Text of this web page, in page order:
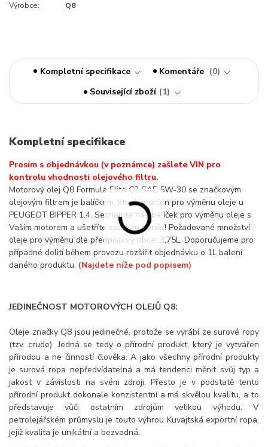
Výrobce: Q8
Kompletní specifikace Komentáře
0
Související zboží
1
Kompletní specifikace
Prosím s objednávkou (v poznámce) zašlete VIN pro
kontrolu vhodnosti olejového filtru.
Motorový olej Q8 Formula Elite C2 SAE 5W-30 se značkovým
olejovým filtrem je balíčkem, který je určen pro výměnu oleje u
PEUGEOT BIPPER 1.4. Seznamte náš balíček pro výměnu oleje s
Vaším motorem a ušetříte spoustu peněz! Požadované množství
oleje pro výměnu dle předpisu výrobce: 3,75L. Doporučujeme pro
případné dolití během provozu rozšířit objednávku o 1L balení
daného produktu. (Najdete níže pod popisem)
JEDINEČNOST MOTOROVÝCH OLEJŮ Q8:
Oleje značky Q8 jsou jedinečné, protože se vyrábí ze surové ropy
(tzv. crude). Jedná se tedy o přírodní produkt, který je vytvářen
přírodou a ne činností člověka. A jako všechny přírodní produkty
je surová ropa nepředvídatelná a má tendenci měnit svůj typ a
jakost v závislosti na svém zdroji. Přesto je v podstatě tento
přírodní produkt dokonale konzistentní a má skvělou kvalitu, a to
představuje vůči ostatním zdrojům velikou výhodu. V
petrolejářském průmyslu je touto výhrou Kuvajtská exportní ropa,
jejíž kvalita je unikátní a bezvadná.